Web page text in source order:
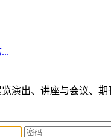
演出、讲座与会议、